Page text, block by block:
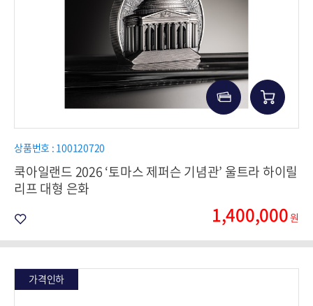
상품번호 : 100120720
쿡아일랜드 2026 ‘토마스 제퍼슨 기념관’ 울트라 하이릴
리프 대형 은화
1,400,000원
가격인하